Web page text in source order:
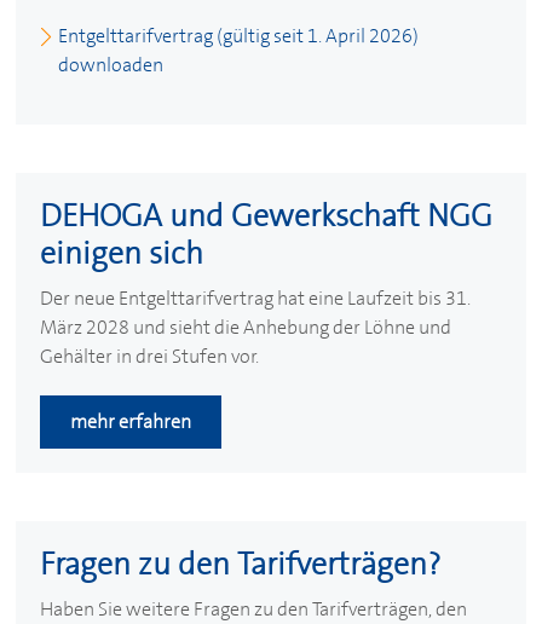
Entgelttarifvertrag (gültig seit 1. April 2026)
downloaden
DEHOGAund Gewerkschaft NGG
einigen sich
Der neue Entgelttarifvertrag hat eine Laufzeit bis 31.
März 2028 und sieht die Anhebung der Löhne und
Gehälter in drei Stufen vor.
mehr erfahren
Fragen zu den Tarifverträgen?
Haben Sie weitere Fragen zu den Tarifverträgen, den